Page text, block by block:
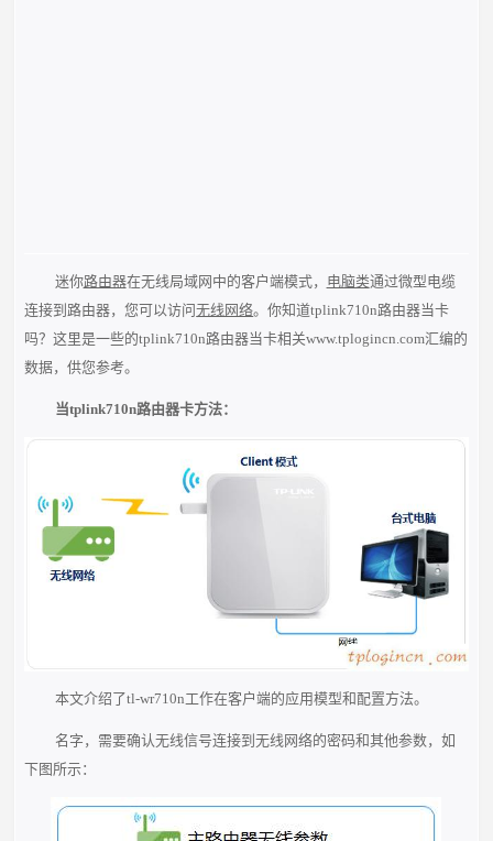
迷你路由器在无线局域网中的客户端模式， 电脑类通过微型电缆
连接到路由器，您可以访问无线网络。你知道tplink710n路由器当卡
吗？这里是一些的tplink710n路由器当卡相关www.tplogincn.com汇编的
数据，供您参考。
当tplink710n路由器卡方法：
本文介绍了tl-wr710n工作在客户端的应用模型和配置方法。
名字，需要确认无线信号连接到无线网络的密码和其他参数，如
下图所示：